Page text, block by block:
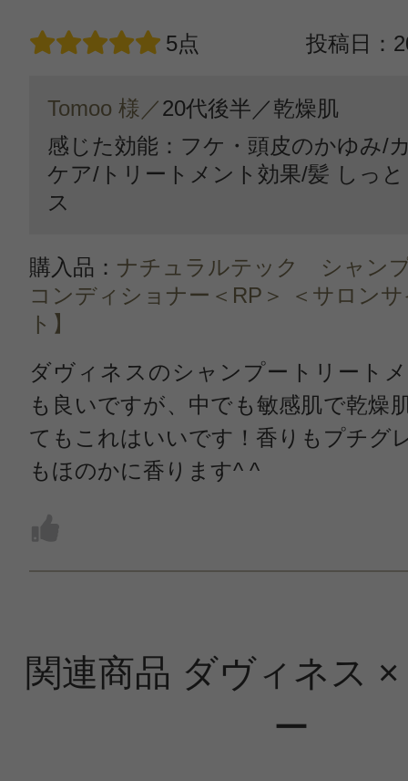
5点 投稿日：
Tomoo 様／20代後半／乾燥肌
感じた効能：フケ・頭皮のかゆみ/
ケア/トリートメント効果/髪 しっ
ス
購入品： ナチュラルテック シャン
コンディショナー＜RP＞ ＜サロン
ト】
ダヴィネスのシャンプートリート
も良いですが、中でも敏感肌で乾燥
てもこれはいいです！香りもプチグ
もほのかに香ります^ ^
関連商品 ダヴィネス
ー